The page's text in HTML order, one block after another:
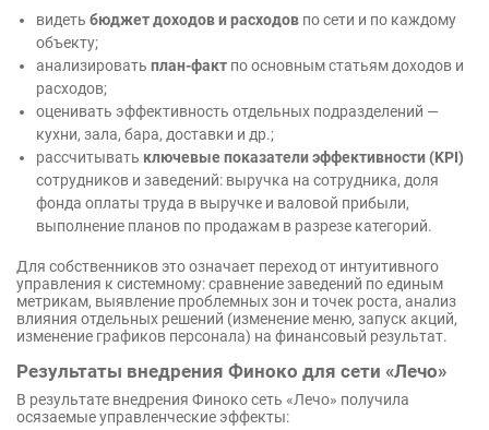
видеть бюджет доходов и расходов по сети и по каждому
объекту;
анализировать план-факт по основным статьям доходов и
расходов;
оценивать эффективность отдельных подразделений —
кухни, зала, бара, доставки и др.;
рассчитывать ключевые показатели эффективности (KPI)
сотрудников и заведений: выручка на сотрудника, доля
фонда оплаты труда в выручке и валовой прибыли,
выполнение планов по продажам в разрезе категорий.
Для собственников это означает переход от интуитивного
управления к системному: сравнение заведений по единым
метрикам, выявление проблемных зон и точек роста, анализ
влияния отдельных решений (изменение меню, запуск акций,
изменение графиков персонала) на финансовый результат.
Результаты внедрения Финоко для сети «Лечо»
В результате внедрения Финоко сеть «Лечо» получила
осязаемые управленческие эффекты: